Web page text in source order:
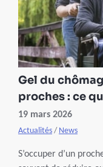
Gel du
proches : ce
19 mars 2026
Actualités / News
S’occuper d’un